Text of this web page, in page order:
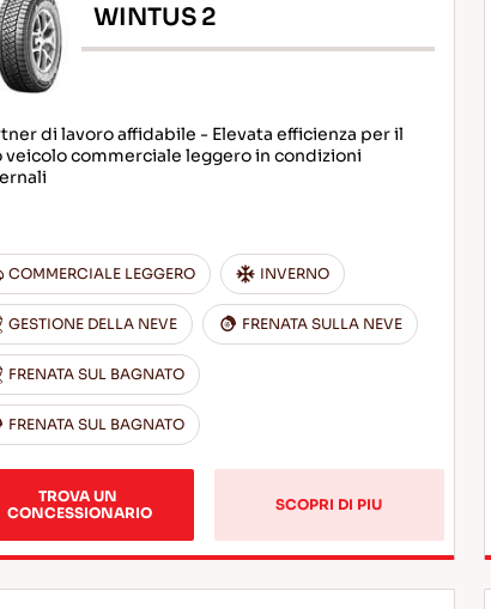
WINTUS 2
di lavoro affidabile - Elevata efficienza per il
veicolo commerciale leggero in condizioni
COMMERCIALE LEGGERO INVERNO
GESTIONE DELLA NEVE FRENATA SULLA NEVE
FRENATA SUL BAGNATO
FRENATA SUL BAGNATO
TROVA UN
CONCESSIONARIO
SCOPRI DI PIU